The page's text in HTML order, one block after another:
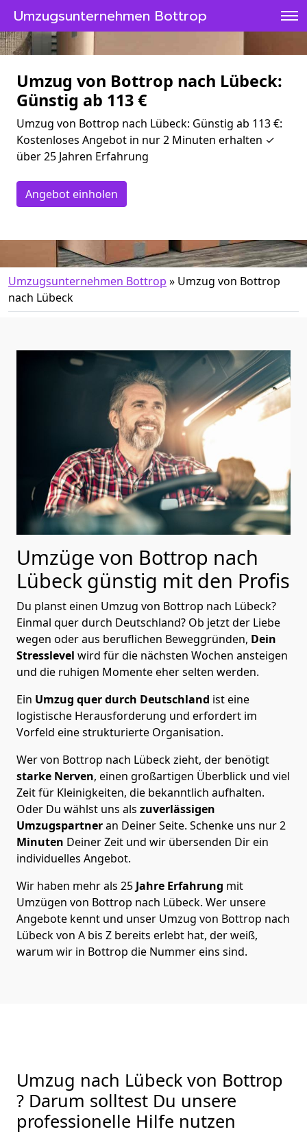
Umzugsunternehmen Bottrop
Umzug von Bottrop nach Lübeck:
Günstig ab 113 €
Umzug von Bottrop nach Lübeck: Günstig ab 113 €:
Kostenloses Angebot in nur 2 Minuten erhalten ✓
über 25 Jahren Erfahrung
Angebot einholen
Umzugsunternehmen Bottrop » Umzug von Bottrop
nach Lübeck
Umzüge von Bottrop nach
Lübeck günstig mit den Profis
Du planst einen Umzug von Bottrop nach Lübeck?
Einmal quer durch Deutschland? Ob jetzt der Liebe
wegen oder aus beruflichen Beweggründen, Dein
Stresslevel wird für die nächsten Wochen ansteigen
und die ruhigen Momente eher selten werden.
Ein Umzug quer durch Deutschland ist eine
logistische Herausforderung und erfordert im
Vorfeld eine strukturierte Organisation.
Wer von Bottrop nach Lübeck zieht, der benötigt
starke Nerven, einen großartigen Überblick und viel
Zeit für Kleinigkeiten, die bekanntlich aufhalten.
Oder Du wählst uns als zuverlässigen
Umzugspartneran Deiner Seite. Schenke uns nur2
Minuten Deiner Zeit und wir übersenden Dir ein
individuelles Angebot.
Wir haben mehr als 25 Jahre Erfahrung mit
Umzügen von Bottrop nach Lübeck. Wer unsere
Angebote kennt und unser Umzug von Bottrop nach
Lübeck von A bis Z bereits erlebt hat, der weiß,
warum wir in Bottrop die Nummer eins sind.
Umzug nach Lübeck von Bottrop
? Darum solltest Du unsere
professionelle Hilfe nutzen